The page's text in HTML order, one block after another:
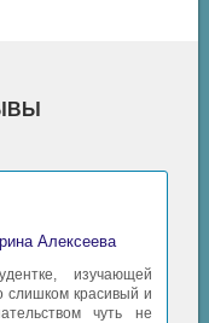
Алексеева
изучающей
слишком красивый и
чуть не